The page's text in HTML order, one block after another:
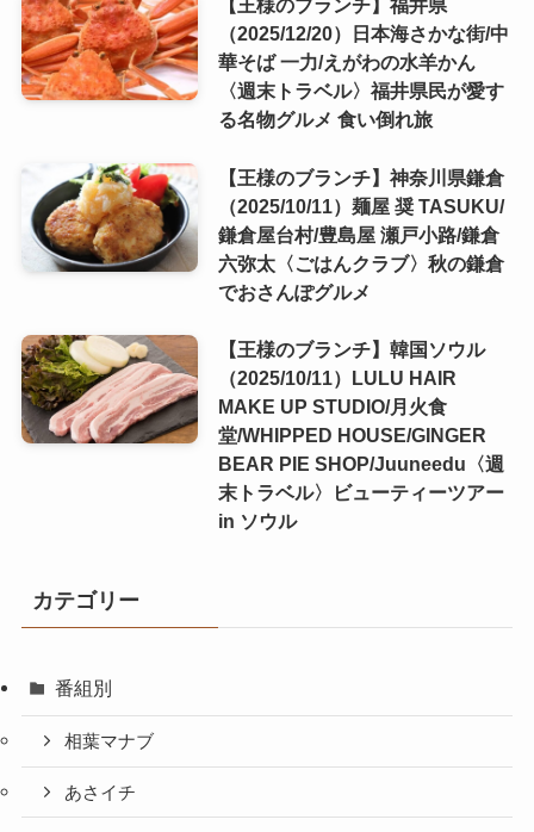
【王様のブランチ】福井県
（2025/12/20）日本海さかな街/中
華そば 一力/えがわの水羊かん
〈週末トラベル〉福井県民が愛す
る名物グルメ 食い倒れ旅
【王様のブランチ】神奈川県鎌倉
（2025/10/11）麺屋 奨 TASUKU/
鎌倉屋台村/豊島屋 瀬戸小路/鎌倉
六弥太〈ごはんクラブ〉秋の鎌倉
でおさんぽグルメ
【王様のブランチ】韓国ソウル
（2025/10/11）LULU HAIR
MAKE UP STUDIO/月火食
堂/WHIPPED HOUSE/GINGER
BEAR PIE SHOP/Juuneedu〈週
末トラベル〉ビューティーツアー
in ソウル
カテゴリー
番組別
相葉マナブ
あさイチ